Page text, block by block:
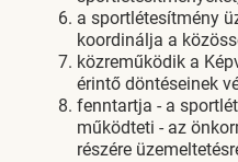
a sportlétesítmény
koordinálja a
közreműködik a
érintő döntéseinek
fenntartja - a
működteti - az
részére